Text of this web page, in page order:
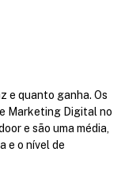
e quanto ganha. Os
Marketing Digital no
e são uma média,
e o nível de